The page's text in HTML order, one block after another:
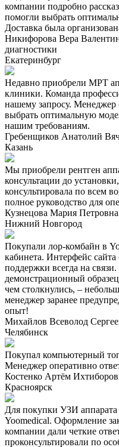
компании подробно
помогли выбрать
Доставка была
Никифорова Вера
диагностики
Екатеринбург
Недавно приобрели МРТ
клиники. Команда
нашему запросу. Менеджер
выбрать оптимальную
нашим требованиям.
Гребенщиков Анатолий
Казань
Мы приобрели рентген
консультации до
консультировала по всем
полное руководство для
Кузнецова Мария Петровна
Нижний Новгород
Покупали лор-комбайн в
кабинета. Интерфейс
поддержки всегда на
демонстрационный
чем столкнулись, –
менеджер заранее
опыт!
Михайлов Всеволод
Челябинск
Покупал компьютерный
Менеджер оперативно
Костенко Артём
Красноярск
Для покупки УЗИ
Yoomedical. Оформление
компании дали четкие
проконсультировали по